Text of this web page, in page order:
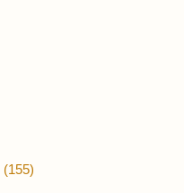
(155)